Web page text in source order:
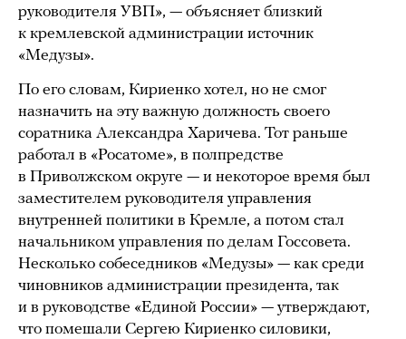
руководителя УВП», — объясняет близкий
к кремлевской администрации источник
«Медузы».
По его словам, Кириенко хотел, но не смог
назначить на эту важную должность своего
соратника Александра Харичева. Тот раньше
работал в «Росатоме», в полпредстве
в Приволжском округе — и некоторое время был
заместителем руководителя управления
внутренней политики в Кремле, а потом стал
начальником управления по делам Госсовета.
Несколько собеседников «Медузы» — как среди
чиновников администрации президента, так
и в руководстве «Единой России» — утверждают,
что помешали Сергею Кириенко силовики,